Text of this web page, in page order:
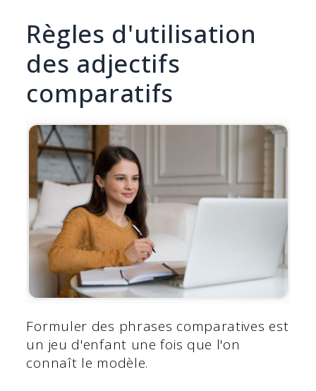
Règles d'utilisation
des adjectifs
comparatifs
Formuler des phrases comparatives est
un jeu d'enfant une fois que l'on
connaît le modèle.